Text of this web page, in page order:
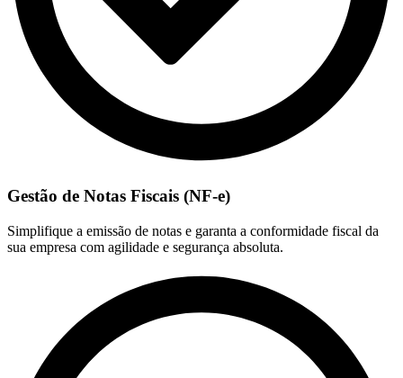
Gestão de Notas Fiscais (NF-e)
Simplifique a emissão de notas e garanta a conformidade fiscal da
sua empresa com agilidade e segurança absoluta.